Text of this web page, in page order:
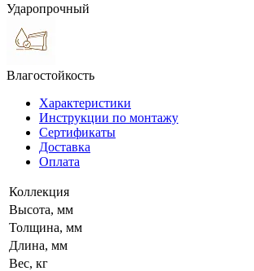
Ударопрочный
Влагостойкость
Характеристики
Инструкции по монтажу
Сертификаты
Доставка
Оплата
Коллекция
Высота, мм
Толщина, мм
Длина, мм
Вес, кг